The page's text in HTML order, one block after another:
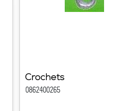
Crochets
0862400265